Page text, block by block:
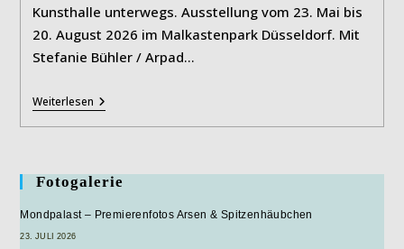
Kunsthalle unterwegs. Ausstellung vom 23. Mai bis
20. August 2026 im Malkastenpark Düsseldorf. Mit
Stefanie Bühler / Arpad…
WeiterlesenEcologies
In
Motion
Fotogalerie
Mondpalast – Premierenfotos Arsen & Spitzenhäubchen
23. JULI 2026